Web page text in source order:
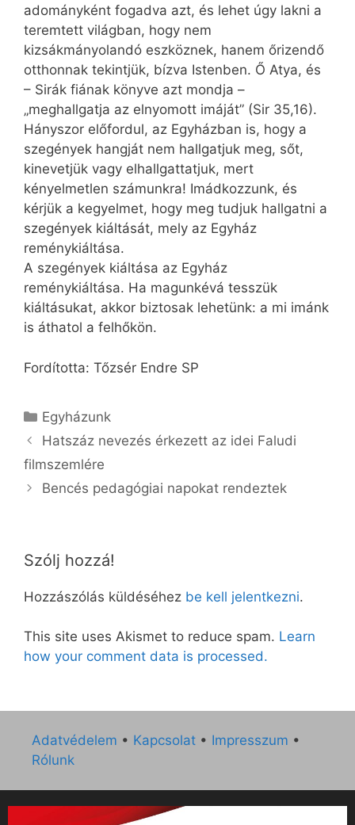
adományként fogadva azt, és lehet úgy lakni a
teremtett világban, hogy nem
kizsákmányolandó eszköznek, hanem őrizendő
otthonnak tekintjük, bízva Istenben. Ő Atya, és
– Sirák fiának könyve azt mondja –
„meghallgatja az elnyomott imáját” (Sir 35,16).
Hányszor előfordul, az Egyházban is, hogy a
szegények hangját nem hallgatjuk meg, sőt,
kinevetjük vagy elhallgattatjuk, mert
kényelmetlen számunkra! Imádkozzunk, és
kérjük a kegyelmet, hogy meg tudjuk hallgatni a
szegények kiáltását, mely az Egyház
reménykiáltása.
A szegények kiáltása az Egyház
reménykiáltása. Ha magunkévá tesszük
kiáltásukat, akkor biztosak lehetünk: a mi imánk
is áthatol a felhőkön.
Fordította: Tőzsér Endre SP
Kategória
Egyházunk
Hatszáz nevezés érkezett az idei Faludi
filmszemlére
Bencés pedagógiai napokat rendeztek
Szólj hozzá!
Hozzászólás küldéséhez be kell jelentkezni.
This site uses Akismet to reduce spam. Learn
how your comment data is processed.
Adatvédelem • Kapcsolat • Impresszum •
Rólunk